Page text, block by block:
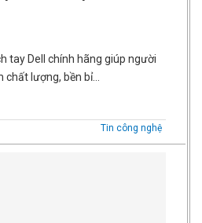
tay Dell chính hãng giúp người
lượng, bền bỉ…
Tin công nghệ